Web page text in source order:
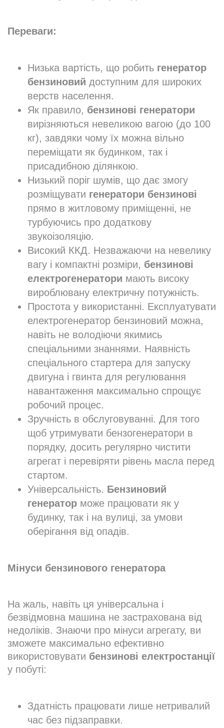
Переваги:
Низька вартість, що робить генератор
бензиновий доступним для широких
верств населення.
Як правило, бензинові генератори
вирізняються невеликою вагою (до 100
кг), завдяки чому їх можна вільно
переміщати як будинком, так і
присадибною ділянкою.
Низький поріг шумів, що дає змогу
розміщувати генератори бензинові
прямо в житловому приміщенні, не
турбуючись про додаткову
звукоізоляцію.
Високий ККД. Незважаючи на невелику
вагу і компактні розміри, бензинові
електрогенератори мають високу
вироблювану електричну потужність.
Простота у використанні. Експлуатувати
електрогенератор бензиновий можна,
навіть не володіючи якимись
спеціальними знаннями. Наявність
спеціального стартера для запуску
двигуна і гвинта для регулювання
навантаження максимально спрощує
робочий процес.
Зручність в обслуговуванні. Для того
щоб утримувати бензогенератори в
порядку, досить регулярно чистити
агрегат і перевіряти рівень масла перед
стартом.
Універсальність. Бензиновий
генератор може працювати як у
будинку, так і на вулиці, за умови
оберігання від опадів.
Мінуси бензинового генератора
На жаль, навіть ця універсальна і
безвідмовна машина не застрахована від
недоліків. Знаючи про мінуси агрегату, ви
зможете максимально ефективно
використовувати бензинові електростанції
у побуті:
Здатність працювати лише нетривалий
час без підзаправки.